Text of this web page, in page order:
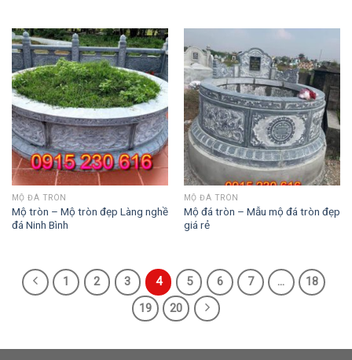
MỘ ĐÁ TRÒN
Mộ tròn – Mộ tròn đẹp Làng nghề
đá Ninh Bình
MỘ ĐÁ TRÒN
Mộ đá tròn – Mẫu mộ đá tròn đẹp
giá rẻ
1 2 3 4 5 6 7 …
18
19
20